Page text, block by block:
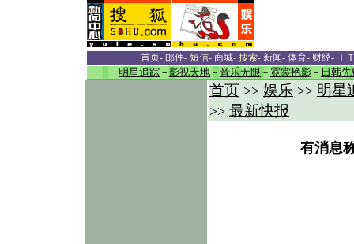
首页- 邮件- 短信- 商城- 搜索- 新闻- 体育- 财经- Ｉ
明星追踪 － 影视天地 － 音乐无限 － 霓裳艳影 － 日韩先
首页 >> 娱乐 >> 明星
>> 最新快报
有消息